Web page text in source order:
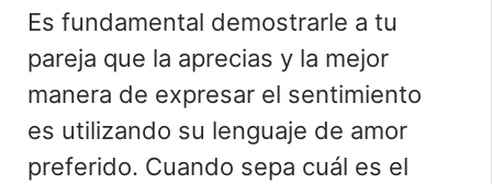
Es fundamental demostrarle a tu
pareja que la aprecias y la mejor
manera de expresar el sentimiento
es utilizando su lenguaje de amor
preferido. Cuando sepa cuál es el